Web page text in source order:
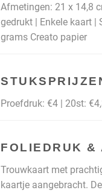
Afmetingen: 21 x 14,8
gedrukt | Enkele kaart |
grams Creato papier
Proefdruk: €4 | 20st:
FOLIEDRUK &
Trouwkaart met
kaartje aangebracht.